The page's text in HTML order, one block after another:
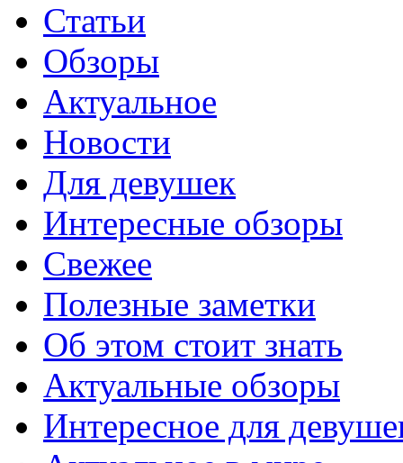
Статьи
Обзоры
Актуальное
Новости
Для девушек
Интересные обзоры
Свежее
Полезные заметки
Об этом стоит знать
Актуальные обзоры
Интересное для